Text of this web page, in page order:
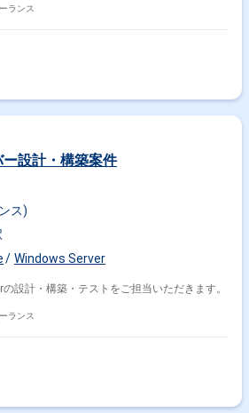
ランス
ー設計・構築案件
ス)
Windows Server
設計・構築・テストをご担当いただきます。
ランス